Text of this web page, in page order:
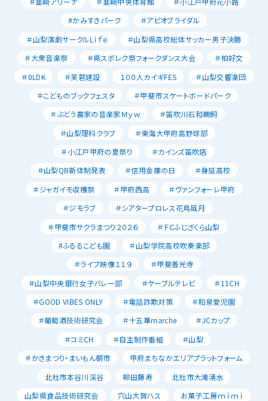
#かみすきパーク
＃アピオブライダル
＃山梨演劇サークルLｉｆｅ
＃山梨県高校総体サッカー男子決勝
＃大衆音楽祭
＃県スポレク祭フォークダンス大会
＃柏好文
＃0LDK
＃芙蓉建設 １００人カイギFES
＃山梨交響楽団
＃こどものブックフェスタ
＃甲斐市スケートボードパーク
＃ぶどう農家の音楽家Ｍｙｗ
＃笛吹川石和鵜飼
＃山梨理科クラブ
＃東海大甲府高野球部
＃小江戸甲府の夏祭り
＃カインズ笛吹店
＃山梨QB新体制発表
＃信用金庫の日
＃身延高校
＃ジャガイモ収穫祭
＃甲府西高
＃ヴァンフォーレ甲府
＃ジモラブ
＃シアタープロレス花鳥風月
＃甲斐市サクラまつり２０２６
＃ＦＣふじざくら山梨
#ふるるこども園
＃山梨学院高校吹奏楽部
＃ライブ映像１１９
＃甲斐善光寺
＃山梨中央銀行女子バレー部
＃ケーブルテレビ
＃11CH
＃GOOD VIBES ONLY
＃電話詐欺対策
＃和泉愛児園
＃葡萄酒技術研究会
＃十五華marche
＃JCカップ
＃コミCH
＃自主制作番組
＃山梨
＃かきまつり・まいもん朝市
甲府まちなかエリアプラットフォーム
北杜市本谷川渓谷
柳田藤寿
北杜市大滝湧水
山梨県食品技術研究会
穴山大賀ハス
お菓子工房ｍｉｍｉ